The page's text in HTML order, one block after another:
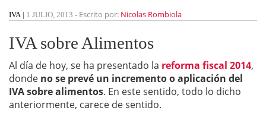
IVA| 1 JULIO, 2013 - Escrito por: Nicolas Rombiola
IVA sobre Alimentos
Al día de hoy, se ha presentado la reforma fiscal 2014,
donde no se prevé un incremento o aplicación del
IVA sobre alimentos. En este sentido, todo lo dicho
anteriormente, carece de sentido.